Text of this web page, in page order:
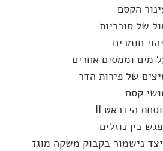
מספר 62 – כיצד נישמור בקבוק משקה מוגז